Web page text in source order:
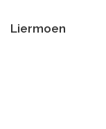
Liermoen